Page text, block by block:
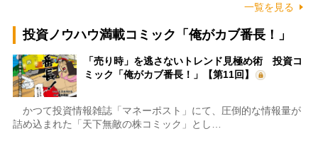
一覧を見る
投資ノウハウ満載コミック「俺がカブ番長！」
「売り時」を逃さないトレンド見極め術 投資コ
ミック「俺がカブ番長！」【第11回】
かつて投資情報雑誌「マネーポスト」にて、圧倒的な情報量が
詰め込まれた「天下無敵の株コミック」とし…